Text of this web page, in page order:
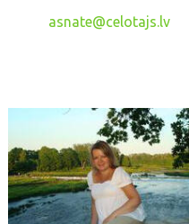
asnate@celotajs.lv